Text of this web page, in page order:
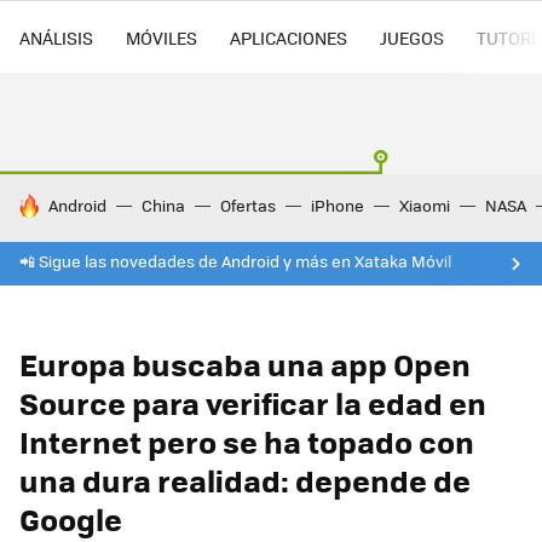
ANÁLISIS MÓVILES APLICACIONES JUEGOS
HOY SE HABLA DE
Android China Ofertas iPhone Xiaomi NASA
📲 Sigue las novedades de Android y más en Xataka Móvil
Europa buscaba una app Open
Source para verificar la edad en
Internet pero se ha topado con
una dura realidad: depende de
Google